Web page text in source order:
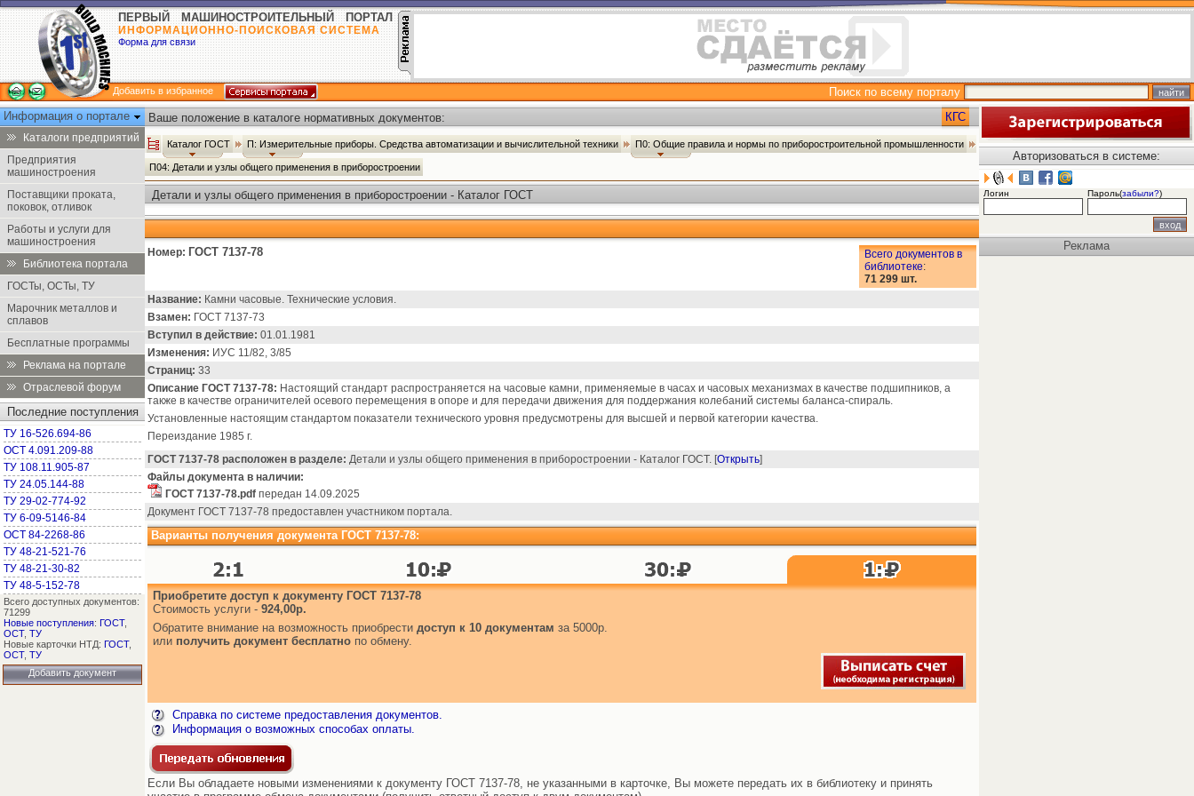
ПЕРВЫЙ МАШИНОСТРОИТЕЛЬНЫЙ ПОРТАЛ
ИНФОРМАЦИОННО-ПОИСКОВАЯ СИСТЕМА
Форма для связи
Добавить в избранное
Поиск по всему порталу
Информация о портале
Каталоги предприятий
Предприятия
машиностроения
Поставщики проката,
поковок, отливок
Работы и услуги для
машиностроения
Библиотека портала
ГОСТы, ОСТы, ТУ
Марочник металлов и
сплавов
Бесплатные программы
Реклама на портале
Отраслевой форум
Последние поступления
ТУ 16-526.694-86
ОСТ 4.091.209-88
ТУ 108.11.905-87
ТУ 24.05.144-88
ТУ 29-02-774-92
ТУ 6-09-5146-84
ОСТ 84-2268-86
ТУ 48-21-521-76
ТУ 48-21-30-82
ТУ 48-5-152-78
Всего доступных документов:
71299
Новые поступления: ГОСТ,
ОСТ, ТУ
Новые карточки НТД: ГОСТ,
ОСТ, ТУ
Добавить документ
Ваше положение в каталоге нормативных документов: КГС
Каталог ГОСТ П: Измерительные приборы. Средства автоматизации и вычислительной техники П0: Общие правила и нормы по приборостроительной промышленности
П04: Детали и узлы общего применения в приборостроении
Детали и узлы общего применения в приборостроении - Каталог ГОСТ
Номер: ГОСТ 7137-78
Всего документов в
библиотеке:
71 299 шт.
Название: Камни часовые. Технические условия.
Взамен: ГОСТ 7137-73
Вступил в действие: 01.01.1981
Изменения: ИУС 11/82, 3/85
Страниц: 33
Описание ГОСТ 7137-78: Настоящий стандарт распространяется на часовые камни, применяемые в часах и часовых механизмах в качестве подшипников, а
также в качестве ограничителей осевого перемещения в опоре и для передачи движения для поддержания колебаний системы баланса-спираль.
Установленные настоящим стандартом показатели технического уровня предусмотрены для высшей и первой категории качества.
Переиздание 1985 г.
ГОСТ 7137-78 расположен в разделе: Детали и узлы общего применения в приборостроении - Каталог ГОСТ. [Открыть]
Файлы документа в наличии:
ГОСТ 7137-78.pdf передан 14.09.2025
Документ ГОСТ 7137-78 предоставлен участником портала.
Варианты получения документа ГОСТ 7137-78:
Приобретите доступ к документу ГОСТ 7137-78
Стоимость услуги - 924,00р.
Обратите внимание на возможность приобрести доступ к 10 документам за 5000р.
или получить документ бесплатно по обмену.
Справка по системе предоставления документов.
Информация о возможных способах оплаты.
Если Вы обладаете новыми изменениями к документу ГОСТ 7137-78, не указанными в карточке, Вы можете передать их в библиотеку и принять
Авторизоваться в системе:
Логин Пароль(забыли?)
Реклама